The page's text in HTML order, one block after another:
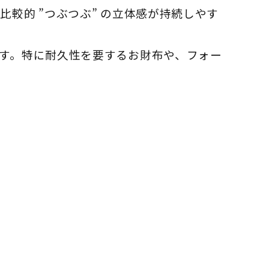
較的 ”つぶつぶ” の立体感が持続しやす
。特に耐久性を要するお財布や、フォー